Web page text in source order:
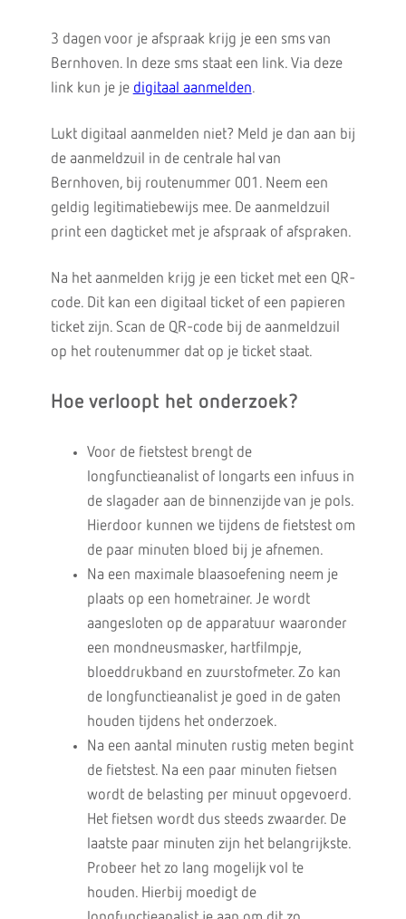
3 dagen voor je afspraak krijg je een sms van
Bernhoven. In deze sms staat een link. Via deze
link kun je je digitaal aanmelden.
Lukt digitaal aanmelden niet? Meld je dan aan bij
de aanmeldzuil in de centrale hal van
Bernhoven, bij routenummer 001. Neem een
geldig legitimatiebewijs mee. De aanmeldzuil
print een dagticket met je afspraak of afspraken.
Na het aanmelden krijg je een ticket met een QR-
code. Dit kan een digitaal ticket of een papieren
ticket zijn. Scan de QR-code bij de aanmeldzuil
op het routenummer dat op je ticket staat.
Hoe verloopt het onderzoek?
Voor de fietstest brengt de
longfunctieanalist of longarts een infuus in
de slagader aan de binnenzijde van je pols.
Hierdoor kunnen we tijdens de fietstest om
de paar minuten bloed bij je afnemen.
Na een maximale blaasoefening neem je
plaats op een hometrainer. Je wordt
aangesloten op de apparatuur waaronder
een mondneusmasker, hartfilmpje,
bloeddrukband en zuurstofmeter. Zo kan
de longfunctieanalist je goed in de gaten
houden tijdens het onderzoek.
Na een aantal minuten rustig meten begint
de fietstest. Na een paar minuten fietsen
wordt de belasting per minuut opgevoerd.
Het fietsen wordt dus steeds zwaarder. De
laatste paar minuten zijn het belangrijkste.
Probeer het zo lang mogelijk vol te
houden. Hierbij moedigt de